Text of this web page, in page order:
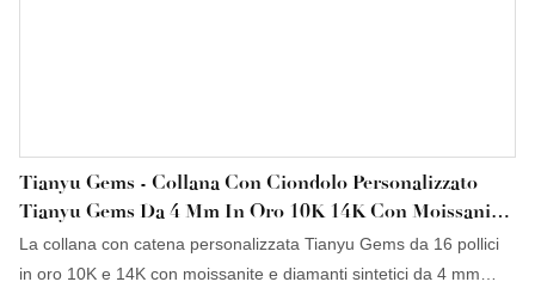
Tianyu Gems - Collana Con Ciondolo Personalizzato
Tianyu Gems Da 4 Mm In Oro 10K 14K Con Moissanite
E Diamanti Sintetici, Lunga 16 Pollici, In Oro 10K E
14K, Con Pendente.
La collana con catena personalizzata Tianyu Gems da 16 pollici
in oro 10K e 14K con moissanite e diamanti sintetici da 4 mm